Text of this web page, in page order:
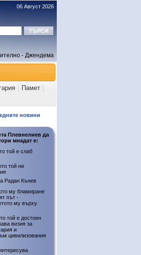
06 Август 2026
- Джендема
Памет
новини
Плевнелиев да
мнадат е:
той е слаб
той ни
Радан Кънев
му бламиране
път -
му върху
той е достоен
визия за
и
цивилизования